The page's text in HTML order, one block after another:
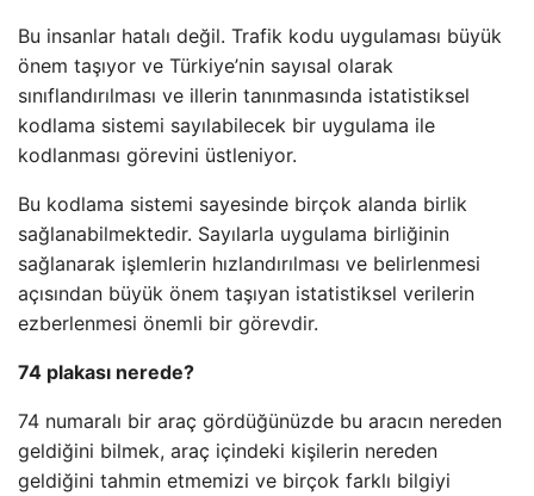
Bu insanlar hatalı değil. Trafik kodu uygulaması büyük
önem taşıyor ve Türkiye’nin sayısal olarak
sınıflandırılması ve illerin tanınmasında istatistiksel
kodlama sistemi sayılabilecek bir uygulama ile
kodlanması görevini üstleniyor.
Bu kodlama sistemi sayesinde birçok alanda birlik
sağlanabilmektedir. Sayılarla uygulama birliğinin
sağlanarak işlemlerin hızlandırılması ve belirlenmesi
açısından büyük önem taşıyan istatistiksel verilerin
ezberlenmesi önemli bir görevdir.
74 plakası nerede?
74 numaralı bir araç gördüğünüzde bu aracın nereden
geldiğini bilmek, araç içindeki kişilerin nereden
geldiğini tahmin etmemizi ve birçok farklı bilgiyi